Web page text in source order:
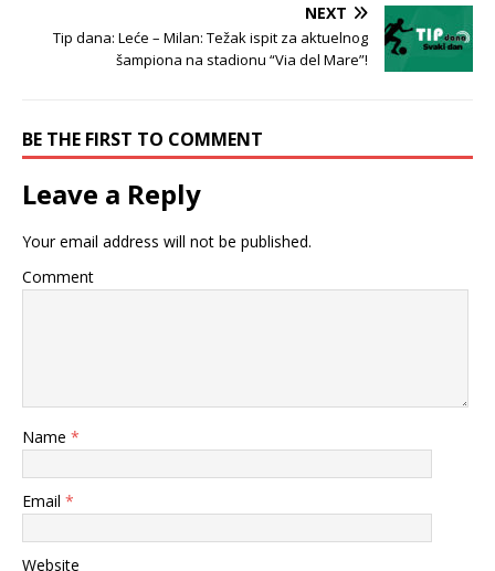
NEXT
Tip dana: Leće – Milan: Težak ispit za aktuelnog
šampiona na stadionu “Via del Mare”!
BE THE FIRST TO COMMENT
Leave a Reply
Your email address will not be published.
Comment
Name *
Email *
Website